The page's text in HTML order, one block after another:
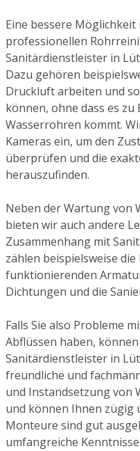
Eine bessere
professionellen
Sanitärdienstleister in
Dazu gehören
Druckluft arbeiten und
können, ohne dass es zu
Wasserrohren kommt.
Kameras ein, um den
überprüfen und die
herauszufinden.
Neben der Wartung von
bieten wir auch andere
Zusammenhang mit
zählen beispielsweise
funktionierenden
Dichtungen und die
Falls Sie also Probleme
Abflüssen haben,
Sanitärdienstleister in
freundliche und
und Instandsetzung von
und können Ihnen zügig
Monteure sind gut
umfangreiche